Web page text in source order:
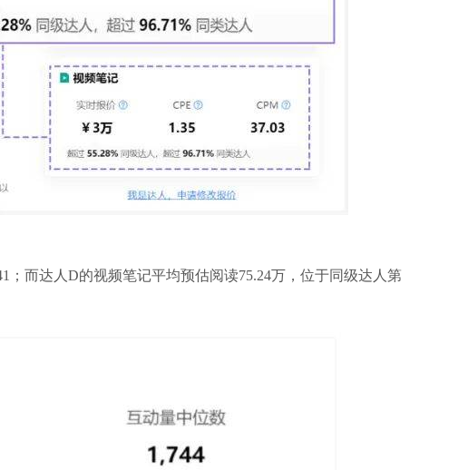
而达人D的视频笔记平均预估阅读75.24万，位于同级达人第